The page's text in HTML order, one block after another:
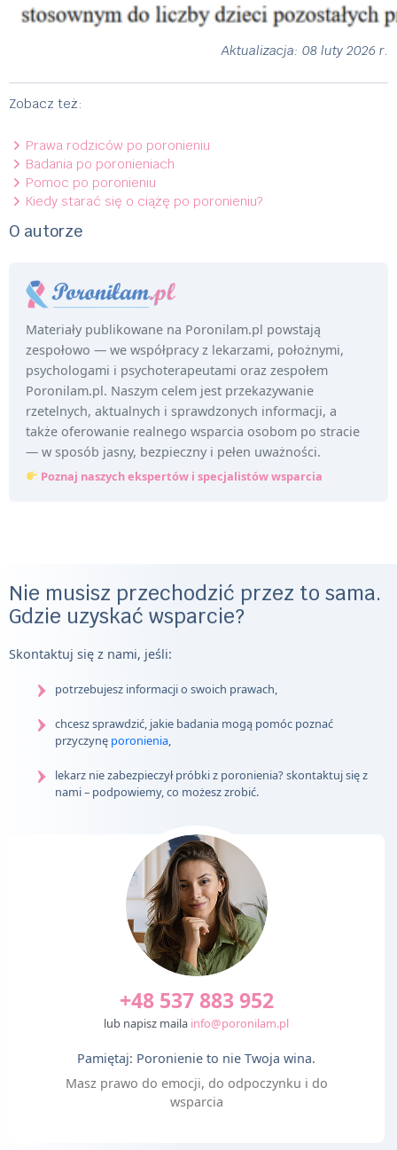
Aktualizacja: 08 luty 2026 r.
Zobacz też:
Prawa rodziców po poronieniu
Badania po poronieniach
Pomoc po poronieniu
Kiedy starać się o ciążę po poronieniu?
O autorze
Materiały publikowane na Poronilam.pl powstają
zespołowo — we współpracy z lekarzami, położnymi,
psychologami i psychoterapeutami oraz zespołem
Poronilam.pl. Naszym celem jest przekazywanie
rzetelnych, aktualnych i sprawdzonych informacji, a
także oferowanie realnego wsparcia osobom po stracie
— w sposób jasny, bezpieczny i pełen uważności.
Poznaj naszych ekspertów i specjalistów wsparcia
Nie musisz przechodzić przez to sama.
Gdzie uzyskać wsparcie?
Skontaktuj się z nami, jeśli:
potrzebujesz informacji o swoich prawach,
chcesz sprawdzić, jakie badania mogą pomóc poznać
przyczynę poronienia,
lekarz nie zabezpieczył próbki z poronienia? skontaktuj się z
nami – podpowiemy, co możesz zrobić.
+48 537 883 952
lub napisz maila info@poronilam.pl
Pamiętaj: Poronienie to nie Twoja wina.
Masz prawo do emocji, do odpoczynku i do
wsparcia